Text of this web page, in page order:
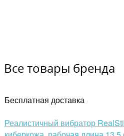
Все товары бренда
Бесплатная доставка
Реалистичный вибратор